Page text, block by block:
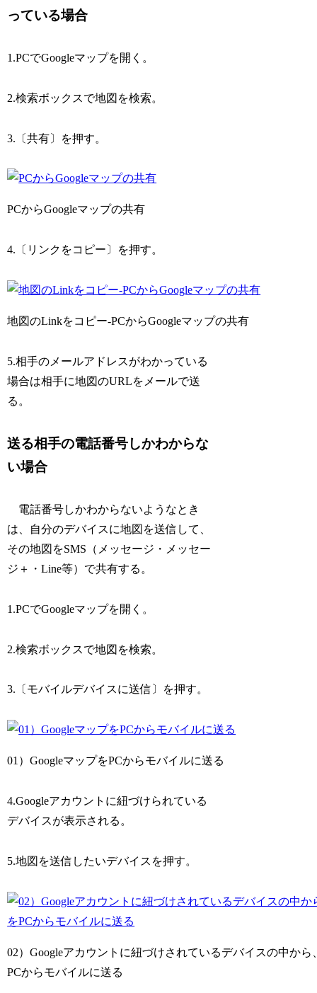
っている場合
1.PCでGoogleマップを開く。
2.検索ボックスで地図を検索。
3.〔共有〕を押す。
PCからGoogleマップの共有
4.〔リンクをコピー〕を押す。
地図のLinkをコピー-PCからGoogleマップの共有
5.相手のメールアドレスがわかっている
場合は相手に地図のURLをメールで送
る。
送る相手の電話番号しかわからな
い場合
電話番号しかわからないようなとき
は、自分のデバイスに地図を送信して、
その地図をSMS（メッセージ・メッセー
ジ＋・Line等）で共有する。
1.PCでGoogleマップを開く。
2.検索ボックスで地図を検索。
3.〔モバイルデバイスに送信〕を押す。
01）GoogleマップをPCからモバイルに送る
4.Googleアカウントに紐づけられている
デバイスが表示される。
5.地図を送信したいデバイスを押す。
02）Googleアカウントに紐づけされているデバイスの中か
PCからモバイルに送る